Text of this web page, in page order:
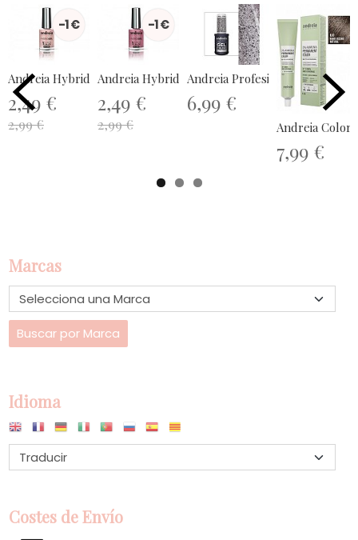
Marcas
Idioma
Costes de Envío
-1 €
Andreia Hybrid Gel - Fusion Color H7
2,49 €
2,99 €
-1 €
Andreia Hybrid Gel - Fusion Color H17
2,49 €
2,99 €
Andreia Profesional The Gel
6,99 €
Andreia
7,99 €